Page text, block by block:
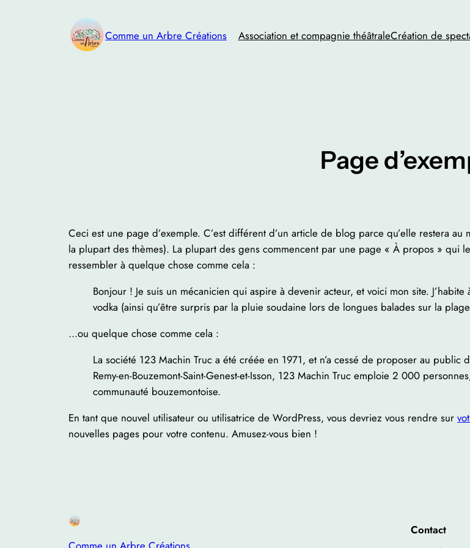
Comme un Arbre Créations Association et compagnie théâtraleCréation de
Page
Ceci est une page d’exemple. C’est différent d’un article de blog parce qu’elle restera
la plupart des thèmes). La plupart des gens commencent par une page « À propos » qui
ressembler à quelque chose comme cela :
Bonjour ! Je suis un mécanicien qui aspire à devenir acteur, et voici mon site.
vodka (ainsi qu’être surpris par la pluie soudaine lors de longues balades sur la
…ou quelque chose comme cela :
La société 123 Machin Truc a été créée en 1971, et n’a cessé de proposer au public
Remy-en-Bouzemont-Saint-Genest-et-Isson, 123 Machin Truc emploie 2 000
communauté bouzemontoise.
En tant que nouvel utilisateur ou utilisatrice de WordPress, vous devriez vous rendre sur
nouvelles pages pour votre contenu. Amusez-vous bien !
Contact